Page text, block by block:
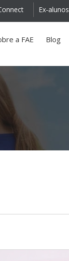
Ex-alunos
a FAE Blog